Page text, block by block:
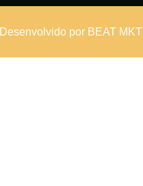
Desenvolvido por BEAT MKT